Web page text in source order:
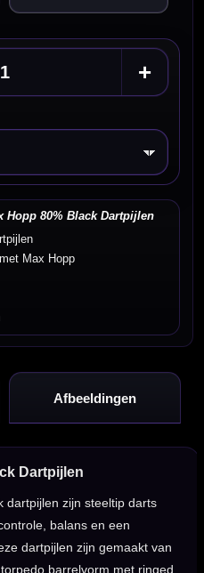
+
Hopp 80% Black Dartpijlen
Max Hopp
Afbeeldingen
Dartpijlen
dartpijlen zijn steeltip darts
balans en een
dartpijlen zijn gemaakt van
barrelvorm met ringed